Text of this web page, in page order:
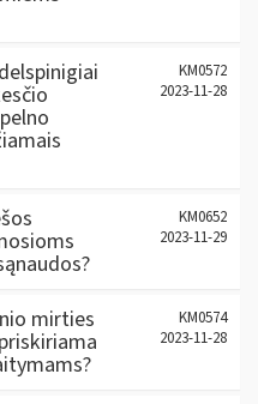
KM0572
2023-11-28
KM0652
2023-11-29
mirties
KM0574
2023-11-28